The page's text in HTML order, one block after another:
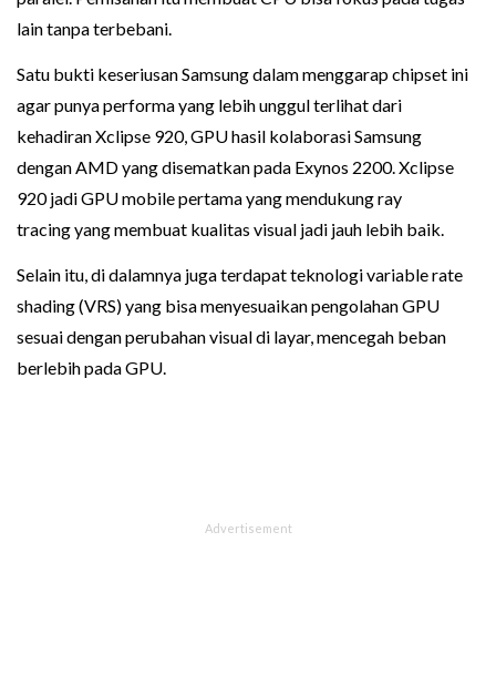
lain tanpa terbebani.
Satu bukti keseriusan Samsung dalam menggarap chipset ini
agar punya performa yang lebih unggul terlihat dari
kehadiran Xclipse 920, GPU hasil kolaborasi Samsung
dengan AMD yang disematkan pada Exynos 2200. Xclipse
920 jadi GPU mobile pertama yang mendukung ray
tracing yang membuat kualitas visual jadi jauh lebih baik.
Selain itu, di dalamnya juga terdapat teknologi variable rate
shading (VRS) yang bisa menyesuaikan pengolahan GPU
sesuai dengan perubahan visual di layar, mencegah beban
berlebih pada GPU.